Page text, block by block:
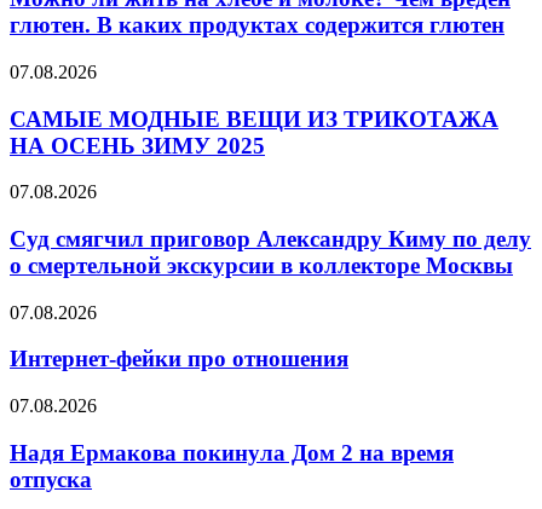
на
хлебе
молоке?
вреден
глютен.
каких
содержится
глютен
глютен. В каких продуктах содержится глютен
САМЫЕ
ВЕЩИ
ИЗ
ТРИКОТАЖА
ОСЕНЬ
2025
07.08.2026
САМЫЕ МОДНЫЕ ВЕЩИ ИЗ ТРИКОТАЖА
НА ОСЕНЬ ЗИМУ 2025
Суд
приговор
Александру
Киму
делу
смертельной
в
Москвы
07.08.2026
Суд смягчил приговор Александру Киму по делу
о смертельной экскурсии в коллекторе Москвы
Интернет-
про
отношения
07.08.2026
Интернет-фейки про отношения
Надя
покинула
Дом
2
07.08.2026
Надя Ермакова покинула Дом 2 на время
отпуска